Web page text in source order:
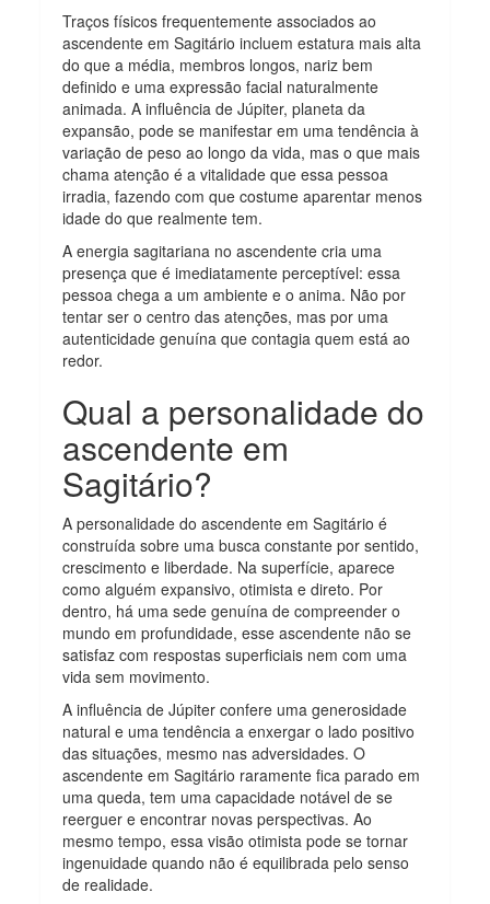
Traços físicos frequentemente associados ao
ascendente em Sagitário incluem estatura mais alta
do que a média, membros longos, nariz bem
definido e uma expressão facial naturalmente
animada. A influência de Júpiter, planeta da
expansão, pode se manifestar em uma tendência à
variação de peso ao longo da vida, mas o que mais
chama atenção é a vitalidade que essa pessoa
irradia, fazendo com que costume aparentar menos
idade do que realmente tem.
A energia sagitariana no ascendente cria uma
presença que é imediatamente perceptível: essa
pessoa chega a um ambiente e o anima. Não por
tentar ser o centro das atenções, mas por uma
autenticidade genuína que contagia quem está ao
redor.
Qual a personalidade do
ascendente em
Sagitário?
A personalidade do ascendente em Sagitário é
construída sobre uma busca constante por sentido,
crescimento e liberdade. Na superfície, aparece
como alguém expansivo, otimista e direto. Por
dentro, há uma sede genuína de compreender o
mundo em profundidade, esse ascendente não se
satisfaz com respostas superficiais nem com uma
vida sem movimento.
A influência de Júpiter confere uma generosidade
natural e uma tendência a enxergar o lado positivo
das situações, mesmo nas adversidades. O
ascendente em Sagitário raramente fica parado em
uma queda, tem uma capacidade notável de se
reerguer e encontrar novas perspectivas. Ao
mesmo tempo, essa visão otimista pode se tornar
ingenuidade quando não é equilibrada pelo senso
de realidade.